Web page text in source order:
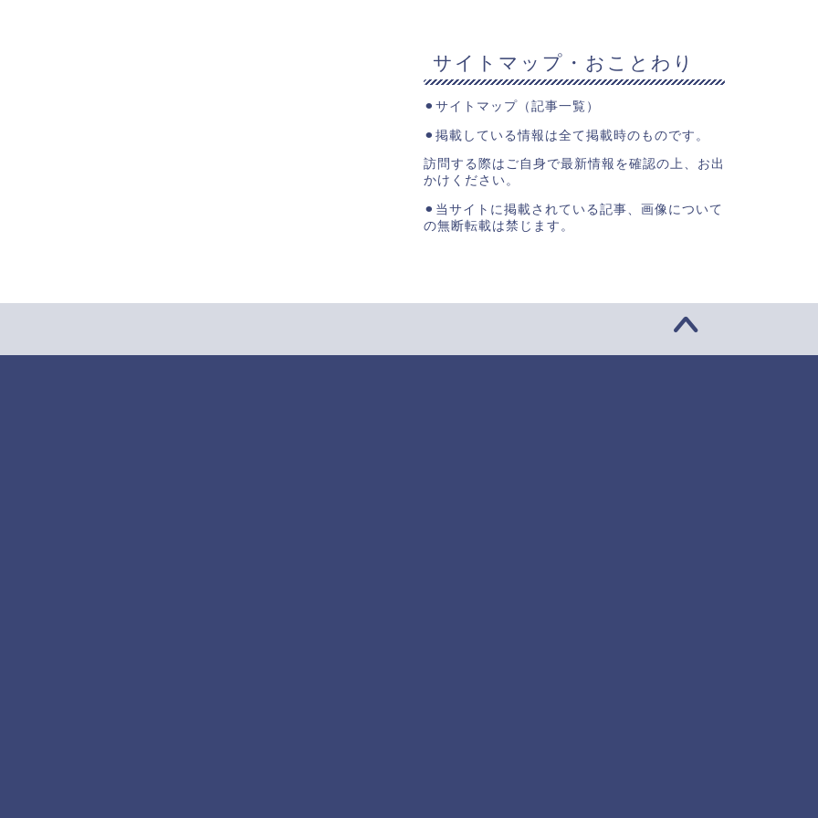
サイトマップ・おことわり
⚫︎ サイトマップ（記事一覧）
⚫︎掲載している情報は全て掲載時のものです。
訪問する際はご自身で最新情報を確認の上、お出
かけください。
⚫︎当サイトに掲載されている記事、画像について
の無断転載は禁じます。